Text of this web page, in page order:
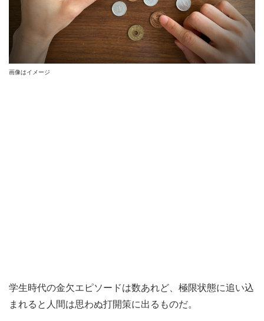
画像はイメージ
学生時代の金欠エピソードは数あれど、極限状態に追い込
まれると人間は思わぬ打開策に出るものだ。